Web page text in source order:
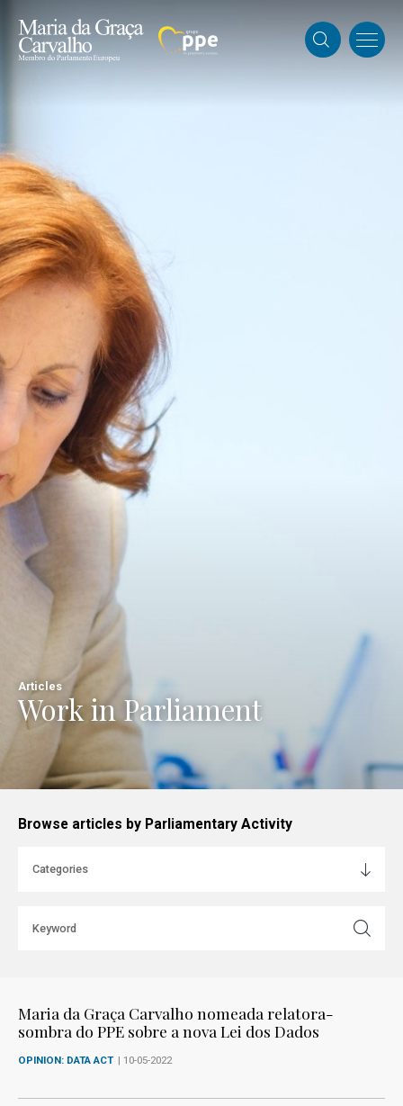
Articles
Work in Parliament
Browse articles by Parliamentary Activity
Maria da Graça Carvalho nomeada relatora-
sombra do PPE sobre a nova Lei dos Dados
OPINION: DATA ACT | 10-05-2022